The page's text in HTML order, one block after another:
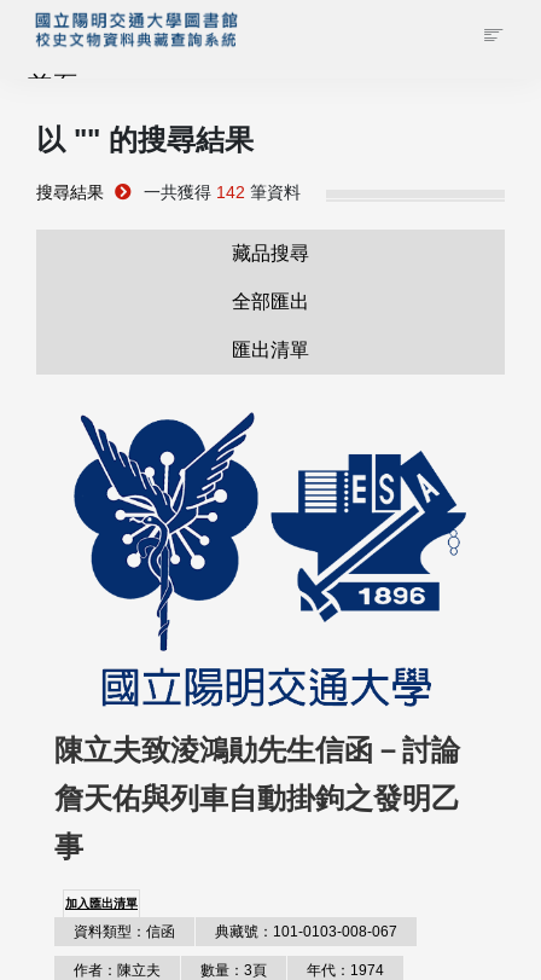
首頁
藏品查詢
管理者登入
以 "" 的搜尋結果
搜尋結果 一共獲得 142 筆資料
藏品搜尋
全部匯出
匯出清單
陳立夫致淩鴻勛先生信函－討論
詹天佑與列車自動掛鉤之發明乙
事
加入匯出清單
資料類型：信函 典藏號：101-0103-008-067
作者：陳立夫 數量：3頁 年代：1974